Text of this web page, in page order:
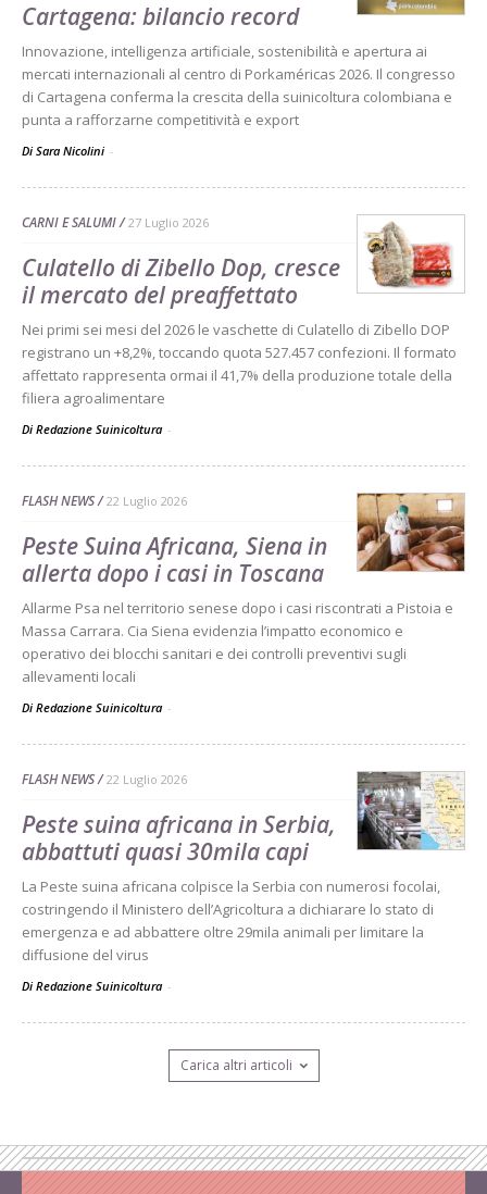
Cartagena: bilancio record
Innovazione, intelligenza artificiale, sostenibilità e apertura ai
mercati internazionali al centro di Porkaméricas 2026. Il congresso
di Cartagena conferma la crescita della suinicoltura colombiana e
punta a rafforzarne competitività e export
Di Sara Nicolini -
CARNI E SALUMI 27 Luglio 2026
Culatello di Zibello Dop, cresce
il mercato del preaffettato
Nei primi sei mesi del 2026 le vaschette di Culatello di Zibello DOP
registrano un +8,2%, toccando quota 527.457 confezioni. Il formato
affettato rappresenta ormai il 41,7% della produzione totale della
filiera agroalimentare
Di Redazione Suinicoltura -
FLASH NEWS 22 Luglio 2026
Peste Suina Africana, Siena in
allerta dopo i casi in Toscana
Allarme Psa nel territorio senese dopo i casi riscontrati a Pistoia e
Massa Carrara. Cia Siena evidenzia l’impatto economico e
operativo dei blocchi sanitari e dei controlli preventivi sugli
allevamenti locali
Di Redazione Suinicoltura -
FLASH NEWS 22 Luglio 2026
Peste suina africana in Serbia,
abbattuti quasi 30mila capi
La Peste suina africana colpisce la Serbia con numerosi focolai,
costringendo il Ministero dell’Agricoltura a dichiarare lo stato di
emergenza e ad abbattere oltre 29mila animali per limitare la
diffusione del virus
Di Redazione Suinicoltura -
Carica altri articoli